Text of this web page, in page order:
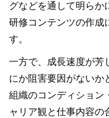
グなどを通して明らか
研修コンテンツの作成
す。
一方で、成長速度が芳
にか阻害要因がないか
組織のコンディション
ャリア観と仕事内容の